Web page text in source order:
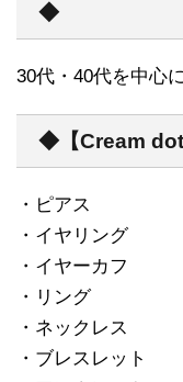
◆
30代・40代を中心
◆【Cream
・ピアス
・イヤリング
・イヤーカフ
・リング
・ネックレス
・ブレスレット